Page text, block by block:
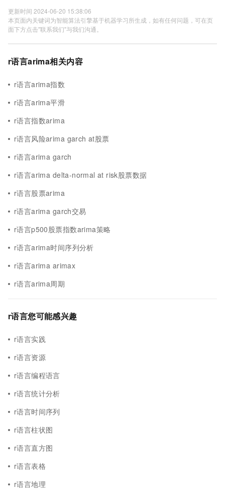
更新时间 2024-06-20 15:38:06
本页面内关键词为智能算法引擎基于机器学习所生成，如有任何问题，可在页
面下方点击"联系我们"与我们沟通。
r语言arima相关内容
r语言arima指数
r语言arima平滑
r语言指数arima
r语言风险arima garch at股票
r语言arima garch
r语言arima delta-normal at risk股票数据
r语言股票arima
r语言arima garch交易
r语言p500股票指数arima策略
r语言arima时间序列分析
r语言arima arimax
r语言arima周期
r语言您可能感兴趣
r语言实践
r语言资源
r语言编程语言
r语言统计分析
r语言时间序列
r语言柱状图
r语言直方图
r语言表格
r语言地理